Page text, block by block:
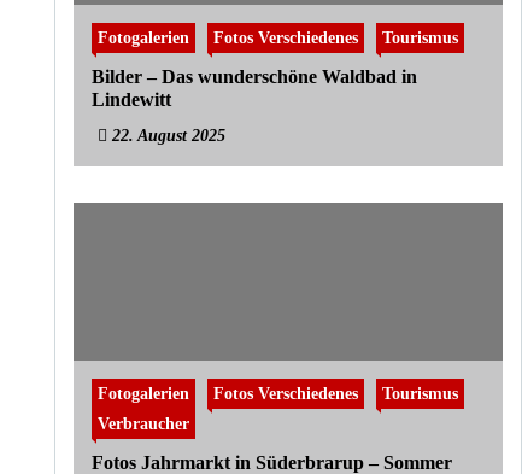
Fotogalerien Fotos Verschiedenes Tourismus
Bilder – Das wunderschöne Waldbad in
Lindewitt
22. August 2025
Fotogalerien Fotos Verschiedenes
Tourismus
Verbraucher
Fotos Jahrmarkt in Süderbrarup – Sommer